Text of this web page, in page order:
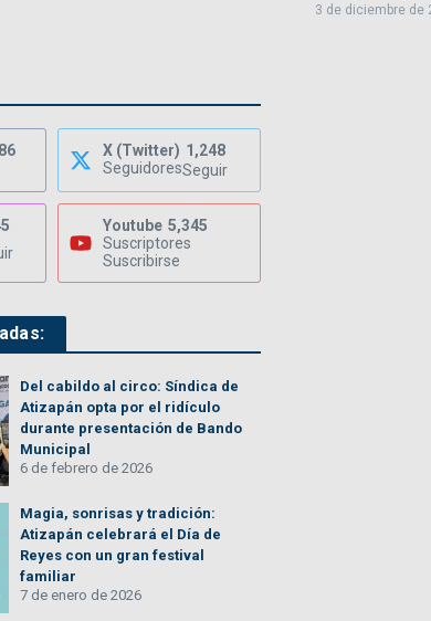
3 de diciembre de
X (Twitter) 1,248
SeguidoresSeguir
Youtube 5,345
Suscriptores
Suscribirse
Del cabildo al circo: Síndica de
Atizapán opta por el ridículo
durante presentación de Bando
Municipal
6 de febrero de 2026
Magia, sonrisas y tradición:
Atizapán celebrará el Día de
Reyes con un gran festival
familiar
7 de enero de 2026